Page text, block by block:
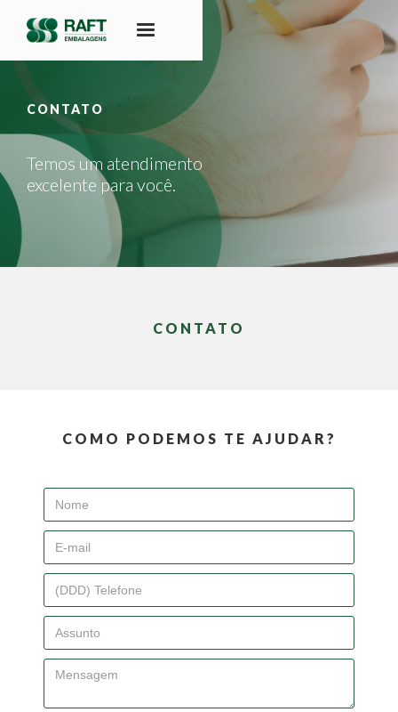
CONTATO
Temos um atendimento
excelente para você.
CONTATO
COMO PODEMOS TE AJUDAR?